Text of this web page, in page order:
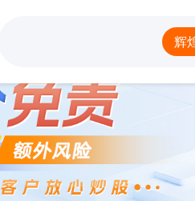
散户配资
辉